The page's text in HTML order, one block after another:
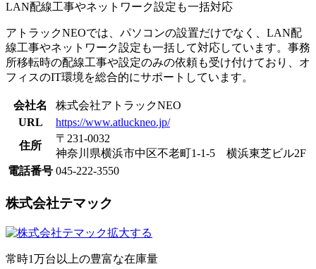
LAN配線工事やネットワーク設定も一括対応
アトラックNEOでは、パソコンの設置だけでなく、LAN配
線工事やネットワーク設定も一括して対応しています。事務
所移転時の配線工事や設定のみの依頼も受け付けており、オ
フィスのIT環境を総合的にサポートしています。
会社名
株式会社アトラックNEO
URL
https://www.atluckneo.jp/
住所
〒231-0032
神奈川県横浜市中区不老町1-1-5 横浜東芝ビル2F
電話番号 045-222-3550
株式会社テマック
拡大する
常時1万台以上の豊富な在庫量